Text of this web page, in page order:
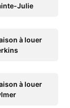
Julie
à louer
à louer